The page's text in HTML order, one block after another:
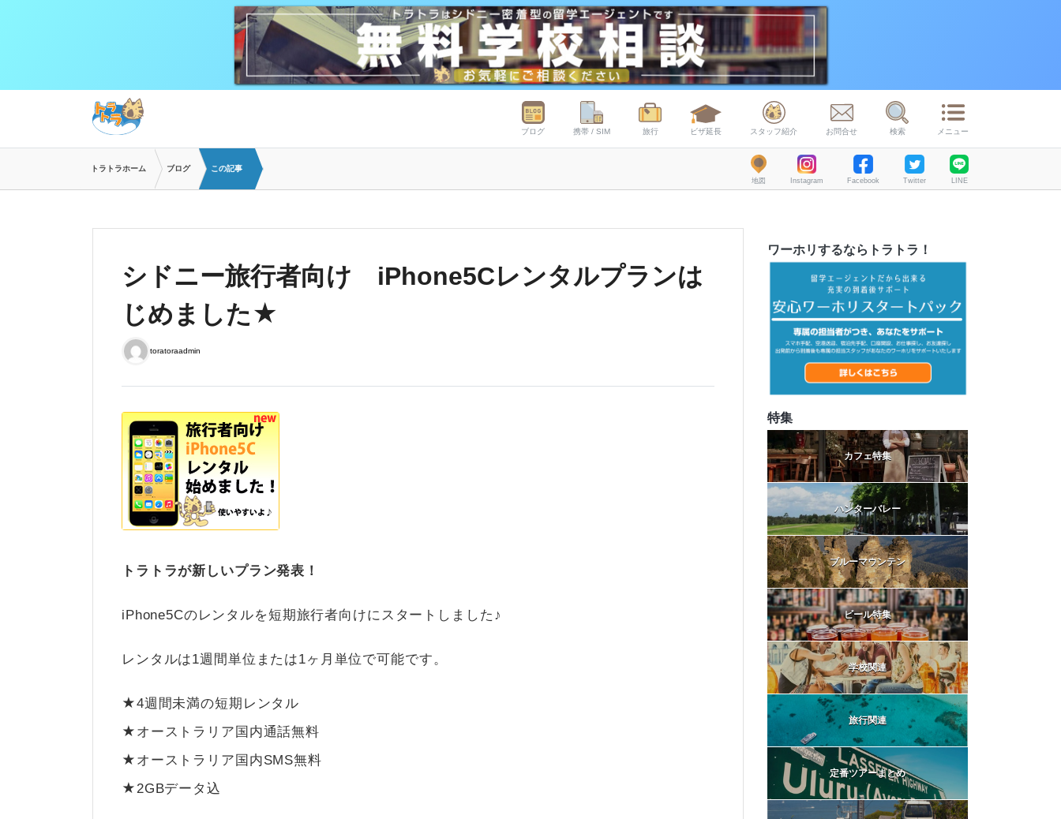
ブログ 携帯 / SIM 旅行 ビザ延長 スタッフ紹介 お問合せ 検索 メニュー
トラトラホーム ブログ この記事
地図 Instagram Facebook Twitter LINE
シドニー旅行者向け iPhone5Cレンタルプランは
じめました★
toratoraadmin
トラトラが新しいプラン発表！
iPhone5Cのレンタルを短期旅行者向けにスタートしました♪
レンタルは1週間単位または1ヶ月単位で可能です。
★4週間未満の短期レンタル
★オーストラリア国内通話無料
★オーストラリア国内SMS無料
★2GBデータ込
ワーホリするならトラトラ！
特集
カフェ特集
ハンターバレー
ブルーマウンテン
ビール特集
学校関連
旅行関連
定番ツアーまとめ